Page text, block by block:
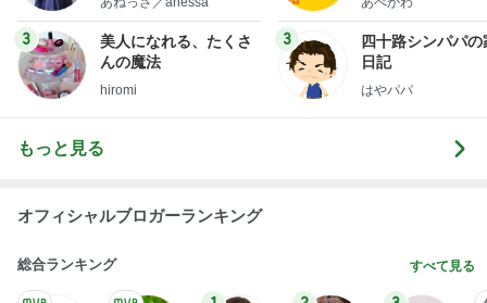
uty colum
3
美人になれる、たくさ
んの魔法
hiromi
3
四十路シンパパの
日記
はやパパ
もっと見る
オフィシャルブロガーランキング
総合ランキング すべて見る